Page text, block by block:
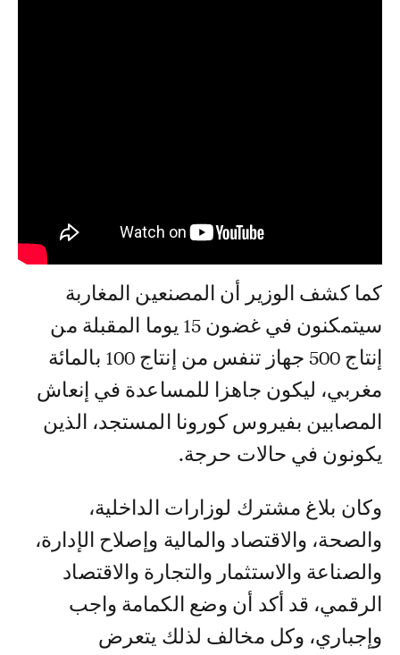
كما كشف الوزير أن المصنعين المغاربة
سيتمكنون في غضون 15 يوما المقبلة من
إنتاج 500 جهاز تنفس من إنتاج 100 بالمائة
مغربي، ليكون جاهزا للمساعدة في إنعاش
المصابين بفيروس كورونا المستجد، الذين
يكونون في حالات حرجة.
وكان بلاغ مشترك لوزارات الداخلية،
والصحة، والاقتصاد والمالية وإصلاح الإدارة،
والصناعة والاستثمار والتجارة والاقتصاد
الرقمي، قد أكد أن وضع الكمامة واجب
وإجباري، وكل مخالف لذلك يتعرض